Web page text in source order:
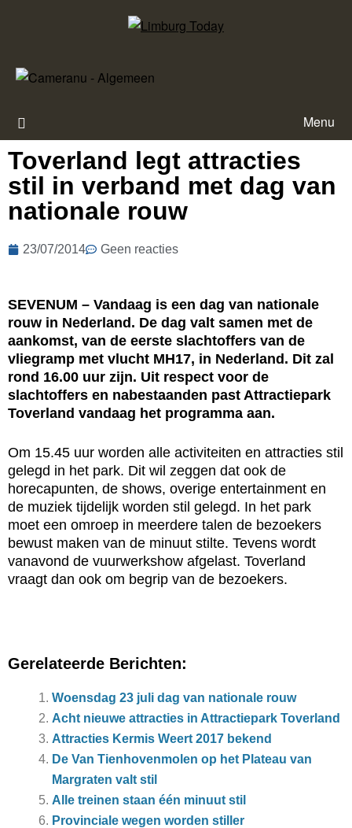
Menu
Toverland legt attracties
stil in verband met dag van
nationale rouw
23/07/2014 Geen reacties
SEVENUM – Vandaag is een dag van nationale
rouw in Nederland. De dag valt samen met de
aankomst, van de eerste slachtoffers van de
vliegramp met vlucht MH17, in Nederland. Dit zal
rond 16.00 uur zijn. Uit respect voor de
slachtoffers en nabestaanden past Attractiepark
Toverland vandaag het programma aan.
Om 15.45 uur worden alle activiteiten en attracties stil
gelegd in het park. Dit wil zeggen dat ook de
horecapunten, de shows, overige entertainment en
de muziek tijdelijk worden stil gelegd. In het park
moet een omroep in meerdere talen de bezoekers
bewust maken van de minuut stilte. Tevens wordt
vanavond de vuurwerkshow afgelast. Toverland
vraagt dan ook om begrip van de bezoekers.
Gerelateerde Berichten:
Woensdag 23 juli dag van nationale rouw
Acht nieuwe attracties in Attractiepark Toverland
Attracties Kermis Weert 2017 bekend
De Van Tienhovenmolen op het Plateau van
Margraten valt stil
Alle treinen staan één minuut stil
Pro­vin­ci­a­le we­gen wor­den stil­ler